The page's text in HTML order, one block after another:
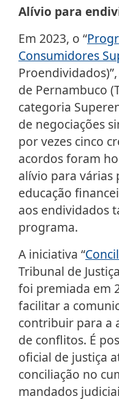
Alívio para
Em 2023, o “
Consumidores
de Pernambuco
categoria
de negociações
por vezes cinco
acordos foram
alívio para várias
educação
aos endividados
programa.
A iniciativa “
Tribunal de
foi premiada em
facilitar a
contribuir para a
de conflitos. É
oficial de justiça
conciliação no
mandados